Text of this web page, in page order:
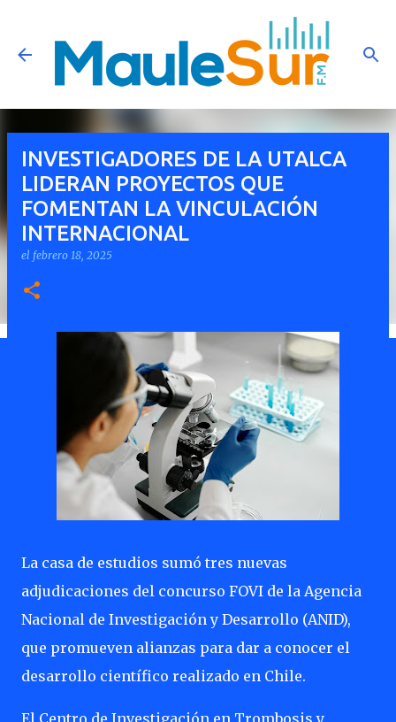
Ir al contenido principal
INVESTIGADORES DE LA UTALCA
LIDERAN PROYECTOS QUE
FOMENTAN LA VINCULACIÓN
INTERNACIONAL
el febrero 18, 2025
La casa de estudios sumó tres nuevas
adjudicaciones del concurso FOVI de la Agencia
Nacional de Investigación y Desarrollo (ANID),
que promueven alianzas para dar a conocer el
desarrollo científico realizado en Chile.
El Centro de Investigación en Trombosis y